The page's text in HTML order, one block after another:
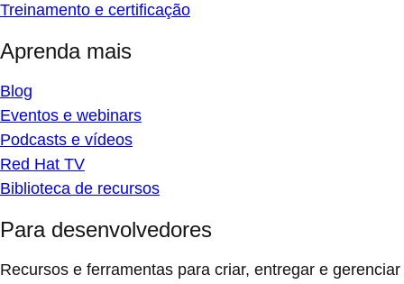
Treinamento e certificação
Aprenda mais
Blog
Eventos e webinars
Podcasts e vídeos
Red Hat TV
Biblioteca de recursos
Para desenvolvedores
Recursos e ferramentas para criar, entregar e gerenciar